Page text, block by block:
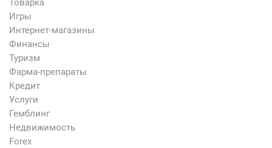
Товарка
Игры
Интернет-магазины
Финансы
Туризм
Фарма-препараты
Кредит
Услуги
Гемблинг
Недвижимость
Forex